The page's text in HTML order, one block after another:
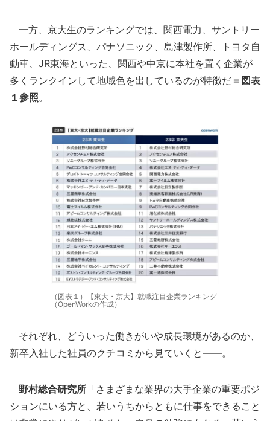
一方、京大生のランキングでは、関西電力、サントリー
ホールディングス、パナソニック、島津製作所、トヨタ自
動車、JR東海といった、関西や中京に本社を置く企業が
多くランクインして地域色を出しているのが特徴だ＝図表
１参照。
（図表１）【東大・京大】就職注目企業ランキング
（OpenWorkの作成）
それぞれ、どういった働きがいや成長環境があるのか、
新卒入社した社員のクチコミから見ていくと――。
野村総合研究所 「さまざまな業界の大手企業の重要ポジ
ションにいる方と、若いうちからともに仕事をできること